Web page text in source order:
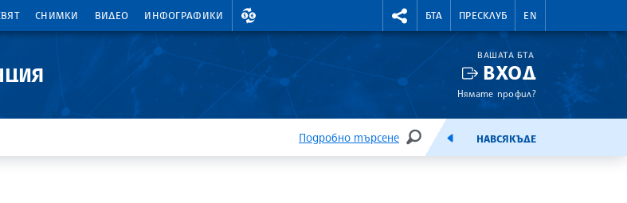
СНИМКИ ВИДЕО ИНФОГРАФИКИ
ВАЛУТНИ КУРСОВЕ RIGHTMENU.SOCIAL
БТА ПРЕСКЛУБ EN
ВАШАТА БТА
ВХОД
Нямате профил?
Подробно търсене
ТЪРСЕНЕЕМИСИЯНАВСЯКЪДЕ